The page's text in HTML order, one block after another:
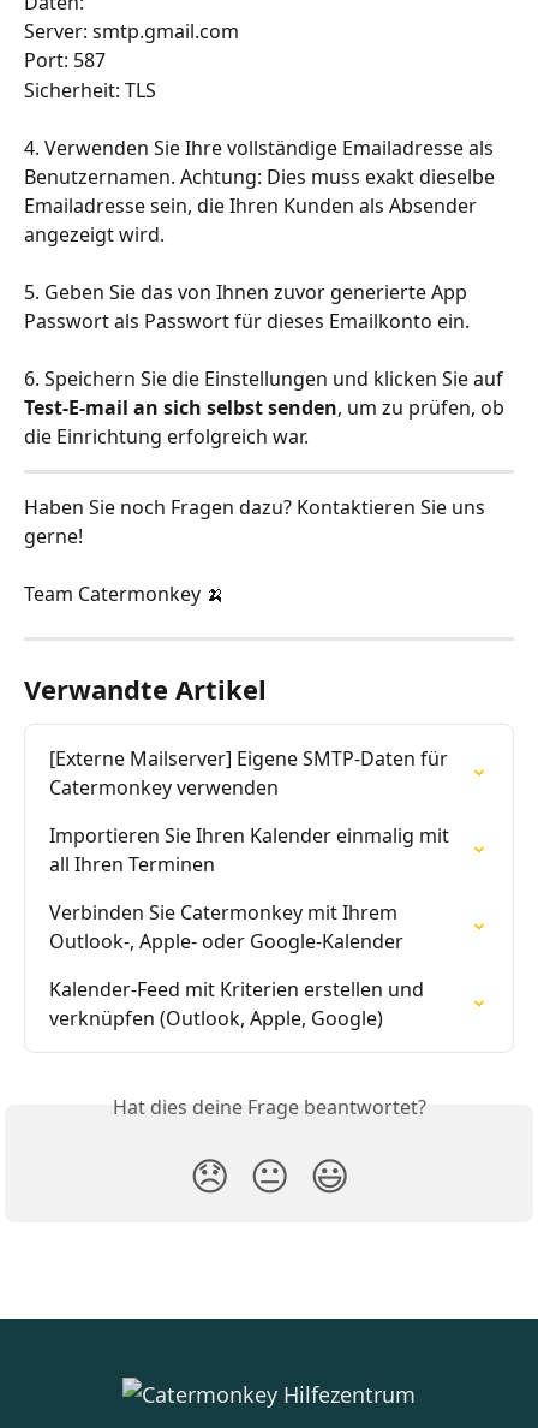
Server: smtp.gmail.com
Port: 587
Sicherheit: TLS
4. Verwenden Sie Ihre vollständige Emailadresse als
Benutzernamen. Achtung: Dies muss exakt dieselbe
Emailadresse sein, die Ihren Kunden als Absender
angezeigt wird.
5. Geben Sie das von Ihnen zuvor generierte App
Passwort als Passwort für dieses Emailkonto ein.
6. Speichern Sie die Einstellungen und klicken Sie auf
Test-E-mail an sich selbst senden, um zu prüfen, ob
die Einrichtung erfolgreich war.
Haben Sie noch Fragen dazu? Kontaktieren Sie uns
gerne!
Team Catermonkey 🍌
Verwandte Artikel
[Externe Mailserver] Eigene SMTP-Daten für
Catermonkey verwenden
Importieren Sie Ihren Kalender einmalig mit
all Ihren Terminen
Verbinden Sie Catermonkey mit Ihrem
Outlook-, Apple- oder Google-Kalender
Kalender-Feed mit Kriterien erstellen und
verknüpfen (Outlook, Apple, Google)
Hat dies deine Frage beantwortet?
😞 😐 😃